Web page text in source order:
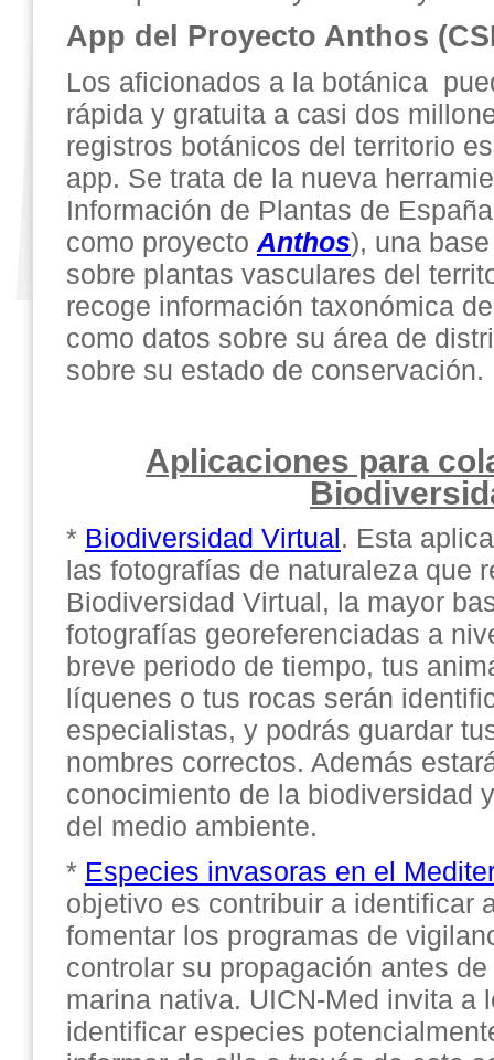
App del Proyecto Anthos
Los aficionados a la botánica
rápida y gratuita a casi dos
registros botánicos del territorio
app. Se trata de la nueva
Información de Plantas de
como proyecto Anthos), una
sobre plantas vasculares del
recoge información taxonómica
como datos sobre su área de
sobre su estado de conservación.
Aplicaciones para
* Biodiversidad Virtual. Esta
las fotografías de naturaleza que
Biodiversidad Virtual, la mayor
fotografías georeferenciadas a
breve periodo de tiempo, tus
líquenes o tus rocas serán
especialistas, y podrás guardar
nombres correctos. Además
conocimiento de la biodiversidad
del medio ambiente.
* Especies invasoras en el
objetivo es contribuir a identificar
fomentar los programas de
controlar su propagación antes
marina nativa. UICN-Med invita a
identificar especies